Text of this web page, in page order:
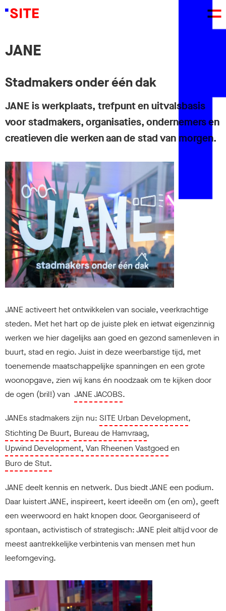
JANE
Stadmakers onder één dak
JANE is werkplaats, trefpunt en uitvalsbasis
voor stadmakers, organisaties, ondernemers en
creatieven die werken aan de stad van morgen.
JANE activeert het ontwikkelen van sociale, veerkrachtige
steden. Met het hart op de juiste plek en ietwat eigenzinnig
werken we hier dagelijks aan goed en gezond samenleven in
buurt, stad en regio. Juist in deze weerbarstige tijd, met
toenemende maatschappelijke spanningen en een grote
woonopgave, zien wij kans én noodzaak om te kijken door
de ogen (bril!) van JANE JACOBS.
JANEs stadmakers zijn nu: SITE Urban Development,
Stichting De Buurt, Bureau de Hamvraag,
Upwind Development, Van Rheenen Vastgoeden
Buro de Stut.
JANE deelt kennis en netwerk. Dus biedt JANE een podium.
Daar luistert JANE, inspireert, keert ideeën om (en om), geeft
een weerwoord en hakt knopen door. Georganiseerd of
spontaan, activistisch of strategisch: JANE pleit altijd voor de
meest aantrekkelijke verbintenis van mensen met hun
leefomgeving.